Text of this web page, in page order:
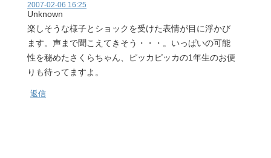
2007-02-06 16:25
Unknown
楽しそうな様子とショックを受けた表情が目に浮かび
ます。声まで聞こえてきそう・・・。いっぱいの可能
性を秘めたさくらちゃん、ピッカピッカの1年生のお便
りも待ってますよ。
返信